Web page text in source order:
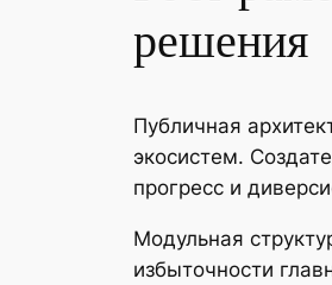
решения
Публичная
экосистем.
прогресс и
Модульная
избыточности